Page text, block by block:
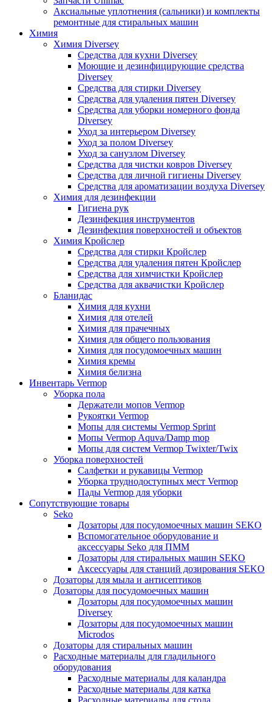
Аксиальные уплотнения (сальники) и комплекты
ремонтные для стиральных машин
Химия
Химия Diversey
Средства для кухни Diversey
Моющие и дезинфицирующие средства
Diversey
Средства для стирки Diversey
Средства для удаления пятен Diversey
Средства для уборки номерного фонда
Diversey
Уход за интерьером Diversey
Уход за полом Diversey
Уход за санузлом Diversey
Средства для чистки ковров Diversey
Средства для личной гигиены Diversey
Средства для ароматизации воздуха Diversey
Химия для дезинфекции
Гигиена рук
Дезинфекция инструментов
Дезинфекция поверхностей и объектов
Химия Кройслер
Средства для стирки Кройслер
Средства для удаления пятен Кройслер
Средства для химчистки Кройслер
Средства для аквачистки Кройслер
Бланидас
Химия для кухни
Химия для отелей
Химия для прачечных
Химия для общего пользования
Химия для посудомоечных машин
Химия кремы
Химия белизна
Инвентарь Vermop
Уборка пола
Держатели мопов Vermop
Рукоятки Vermop
Мопы для системы Vermop Sprint
Мопы Vermop Aquva/Damp mop
Мопы для систем Vermop Twixter/Twix
Уборка поверхностей
Салфетки и рукавицы Vermop
Уборка труднодоступных мест Vermop
Пады Vermop для уборки
Сопутствующие товары
Seko
Дозаторы для посудомоечных машин SEKO
Вспомогательное оборудование и
аксессуары Seko для ПММ
Дозаторы для стиральных машин SEKO
Аксессуары для станций дозирования SEKO
Дозаторы для мыла и антисептиков
Дозаторы для посудомоечных машин
Дозаторы для посудомоечных машин
Diversey
Дозаторы для посудомоечных машин
Microdos
Дозаторы для стиральных машин
Расходные материалы для гладильного
оборудования
Расходные материалы для каландра
Расходные материалы для катка
Расходные материалы для стола